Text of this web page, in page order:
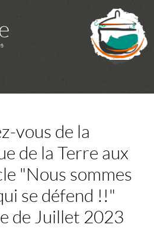
vous de la
de la Terre aux
"Nous sommes
se défend !!"
de Juillet 2023